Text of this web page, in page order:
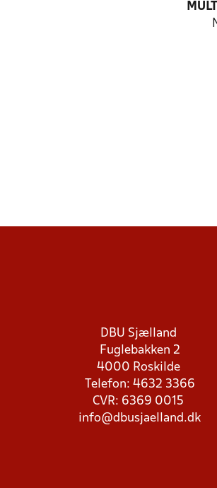
DBU Sjælland
Fuglebakken 2
4000 Roskilde
Telefon: 4632 3366
CVR: 6369 0015
info@dbusjaelland.dk